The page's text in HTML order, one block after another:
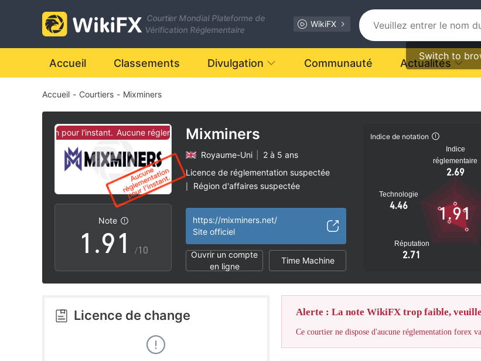
Courtier Mondial Plateforme de
Vérification Réglementaire
WikiFX
Switch to
Accueil Classements Divulgation Communauté Actualités
Accueil - Courtiers - Mixminers
pour l'instant. Aucune réglementation pour l'instant.
Note
0
1
2
3
.
3
4
5
6
7
8
9
0
1
2
3
/10
Mixminers
Royaume-Uni
2 à 5 ans
Licence de réglementation suspectée
Région d'affaires suspectée
https://mixminers.net/
Site officiel
Ouvrir un compte
en ligne
Time Machine
Indice de notation
Indice
réglementaire
2.69
Technologie
4.46
Réputation
2.71
1.91
Licence de change Alerte : La note WikiFX trop faible,
Ce courtier ne dispose d'aucune réglementation forex